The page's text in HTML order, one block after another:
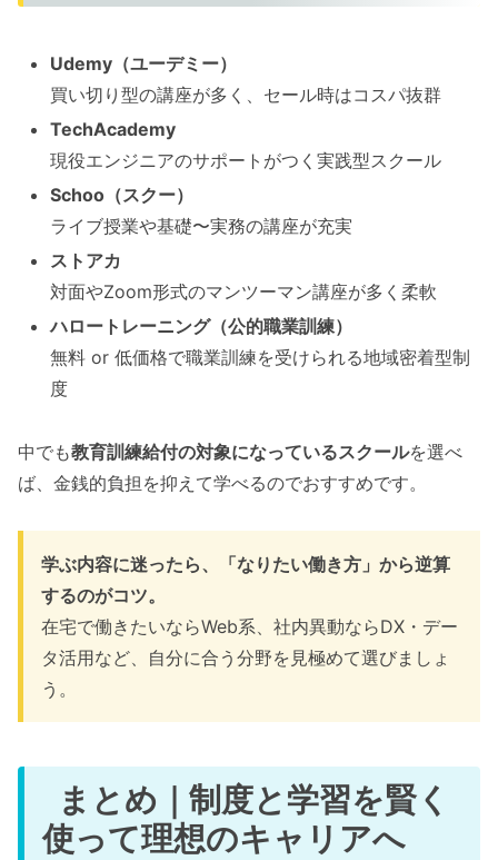
Udemy（ユーデミー）
買い切り型の講座が多く、セール時はコスパ抜群
TechAcademy
現役エンジニアのサポートがつく実践型スクール
Schoo（スクー）
ライブ授業や基礎〜実務の講座が充実
ストアカ
対面やZoom形式のマンツーマン講座が多く柔軟
ハロートレーニング（公的職業訓練）
無料 or 低価格で職業訓練を受けられる地域密着型制
度
中でも教育訓練給付の対象になっているスクールを選べ
ば、金銭的負担を抑えて学べるのでおすすめです。
学ぶ内容に迷ったら、「なりたい働き方」から逆算
するのがコツ。
在宅で働きたいならWeb系、社内異動ならDX・デー
タ活用など、自分に合う分野を見極めて選びましょ
う。
まとめ｜制度と学習を賢く
使って理想のキャリアへ